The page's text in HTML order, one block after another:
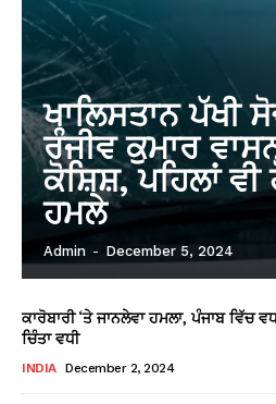
ਖਾਲਿਸਤਾਨ ਪੱਖੀ
ਰੰਜੀਵ ਕੁਮਾਰ
ਕੋਸ਼ਿਸ਼, ਪਹਿਲਾਂ
ਹਮਲੇ
Admin - December 5, 2024
ਕਾਰੋਬਾਰੀ ‘ਤੇ ਜਾਨਲੇਵਾ ਹਮਲਾ, ਪੰਜਾਬ ਵਿੱਚ
ਚਿੰਤਾ ਵਧੀ
INDIA December 2, 2024